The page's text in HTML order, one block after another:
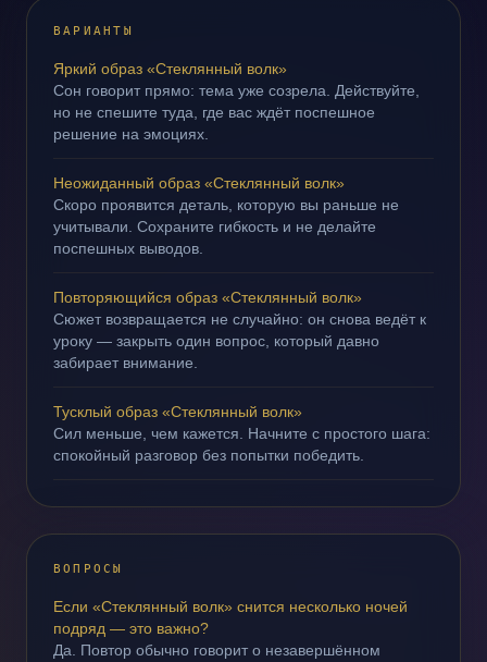
ВАРИАНТЫ
Яркий образ «Стеклянный волк»
Сон говорит прямо: тема уже созрела. Действуйте,
но не спешите туда, где вас ждёт поспешное
решение на эмоциях.
Неожиданный образ «Стеклянный волк»
Скоро проявится деталь, которую вы раньше не
учитывали. Сохраните гибкость и не делайте
поспешных выводов.
Повторяющийся образ «Стеклянный волк»
Сюжет возвращается не случайно: он снова ведёт к
уроку — закрыть один вопрос, который давно
забирает внимание.
Тусклый образ «Стеклянный волк»
Сил меньше, чем кажется. Начните с простого шага:
спокойный разговор без попытки победить.
ВОПРОСЫ
Если «Стеклянный волк» снится несколько ночей
подряд — это важно?
Да. Повтор обычно говорит о незавершённом